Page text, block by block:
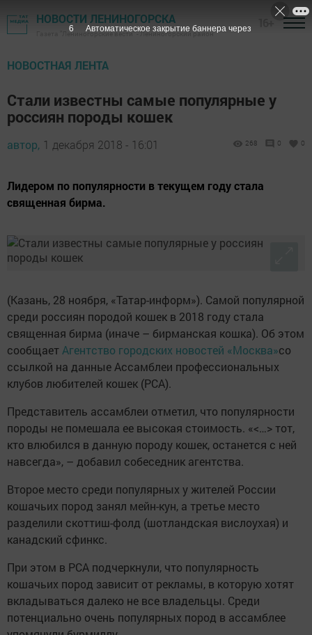
НОВОСТИ ЛЕНИНОГОРСКА
Газета "Лениногорские вести" - Лениногорский район
НОВОСТНАЯ ЛЕНТА
Стали известны самые популярные у
россиян породы кошек
автор, 1 декабря 2018 - 16:01 268 0 0
Лидером по популярности в текущем году стала
священная бирма.
(Казань, 28 ноября, «Татар-информ»). Самой популярной
среди россиян породой кошек в 2018 году стала
священная бирма (иначе – бирманская кошка). Об этом
сообщает Агентство городских новостей «Москва»со
ссылкой на данные Ассамблеи профессиональных
клубов любителей кошек (РСА).
Представитель ассамблеи отметил, что популярности
породы не помешала ее высокая стоимость. «<…> тот,
кто влюбился в данную породу кошек, останется с ней
навсегда», – добавил собеседник агентства.
Второе место среди популярных у жителей России
кошачьих пород занял мейн-кун, а третье место
разделили скоттиш-фолд (шотландская вислоухая) и
канадский сфинкс.
При этом в РСА подчеркнули, что популярность
кошачьих пород зависит от рекламы, в которую хотят
вкладываться далеко не все владельцы. Среди
потенциально очень популярных пород в ассамблее
4 Автоматическое закрытие баннера через